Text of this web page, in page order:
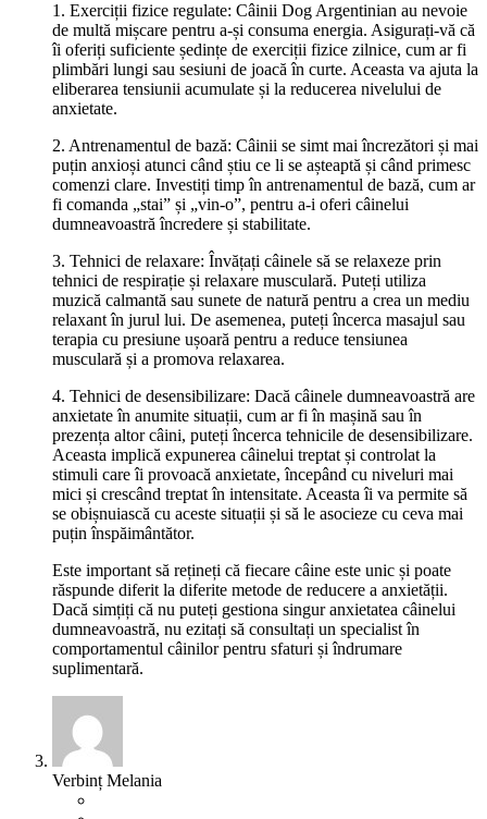
1. Exerciții fizice regulate: Câinii Dog Argentinian au nevoie
de multă mișcare pentru a-și consuma energia. Asigurați-vă că
îi oferiți suficiente ședințe de exerciții fizice zilnice, cum ar fi
plimbări lungi sau sesiuni de joacă în curte. Aceasta va ajuta la
eliberarea tensiunii acumulate și la reducerea nivelului de
anxietate.
2. Antrenamentul de bază: Câinii se simt mai încrezători și mai
puțin anxioși atunci când știu ce li se așteaptă și când primesc
comenzi clare. Investiți timp în antrenamentul de bază, cum ar
fi comanda „stai” și „vin-o”, pentru a-i oferi câinelui
dumneavoastră încredere și stabilitate.
3. Tehnici de relaxare: Învățați câinele să se relaxeze prin
tehnici de respirație și relaxare musculară. Puteți utiliza
muzică calmantă sau sunete de natură pentru a crea un mediu
relaxant în jurul lui. De asemenea, puteți încerca masajul sau
terapia cu presiune ușoară pentru a reduce tensiunea
musculară și a promova relaxarea.
4. Tehnici de desensibilizare: Dacă câinele dumneavoastră are
anxietate în anumite situații, cum ar fi în mașină sau în
prezența altor câini, puteți încerca tehnicile de desensibilizare.
Aceasta implică expunerea câinelui treptat și controlat la
stimuli care îi provoacă anxietate, începând cu niveluri mai
mici și crescând treptat în intensitate. Aceasta îi va permite să
se obișnuiască cu aceste situații și să le asocieze cu ceva mai
puțin înspăimântător.
Este important să rețineți că fiecare câine este unic și poate
răspunde diferit la diferite metode de reducere a anxietății.
Dacă simțiți că nu puteți gestiona singur anxietatea câinelui
dumneavoastră, nu ezitați să consultați un specialist în
comportamentul câinilor pentru sfaturi și îndrumare
suplimentară.
Verbinț Melania